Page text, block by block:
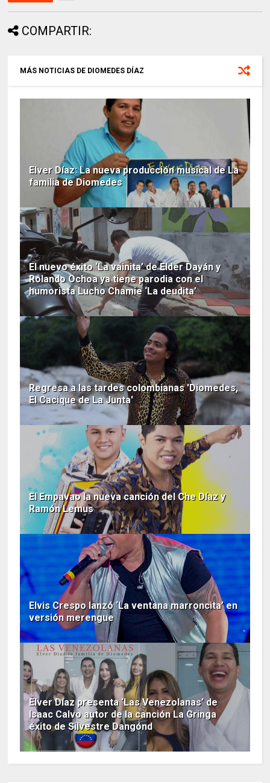
COMPARTIR:
MÁS NOTICIAS DE DIOMEDES DÍAZ
Elver Díaz: La nueva producción musical de La
familia de Diomedes
El nuevo éxito ‘La vainita’ de Elder Dayán y
Rolando Ochoa ya tiene parodia con el
humorista Lucho Chamie ‘La deudita’
Regresa a las tardes colombianas 'Diomedes,
El Cacique de La Junta'
El Empavao la nueva canción del Che Díaz y
Ramón Lemus
Elvis Crespo lanzó ‘La ventana marroncita’ en
versión merengue
Elver Díaz presenta ‘Las Venezolanas’ de
Isaac Calvo autor de la canción La Gringa
éxito de Silvestre Dangónd